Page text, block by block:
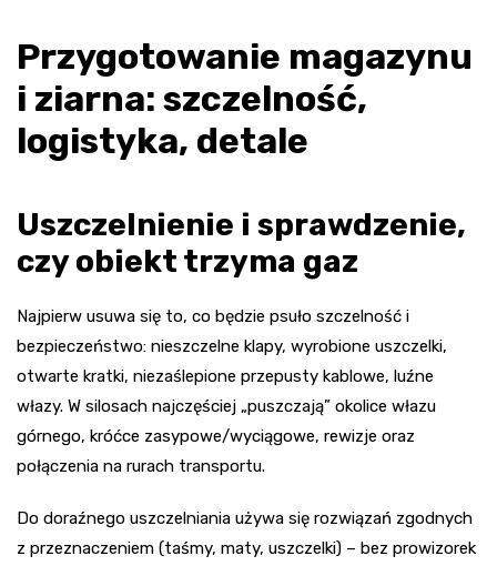
Przygotowanie magazynu
i ziarna: szczelność,
logistyka, detale
Uszczelnienie i sprawdzenie,
czy obiekt trzyma gaz
Najpierw usuwa się to, co będzie psuło szczelność i
bezpieczeństwo: nieszczelne klapy, wyrobione uszczelki,
otwarte kratki, niezaślepione przepusty kablowe, luźne
włazy. W silosach najczęściej „puszczają” okolice włazu
górnego, króćce zasypowe/wyciągowe, rewizje oraz
połączenia na rurach transportu.
Do doraźnego uszczelniania używa się rozwiązań zgodnych
z przeznaczeniem (taśmy, maty, uszczelki) – bez prowizorek